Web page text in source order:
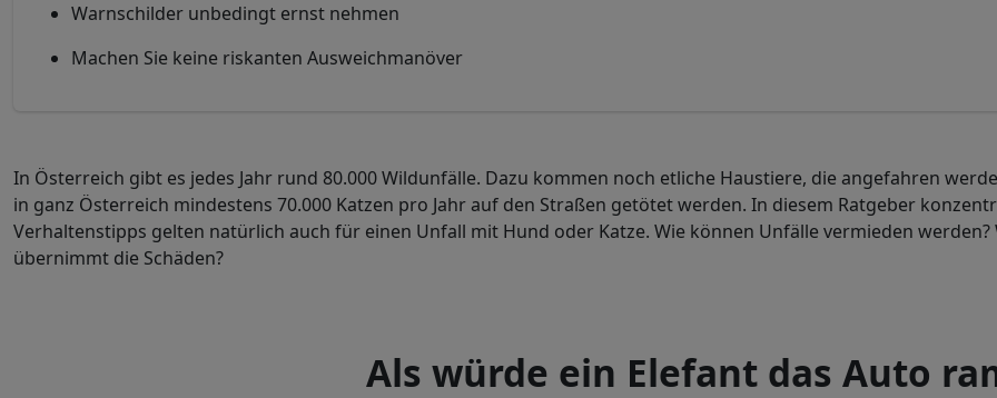
Warnschilder unbedingt ernst nehmen
Machen Sie keine riskanten Ausweichmanöver
In Österreich gibt es jedes Jahr rund 80.000 Wildunfälle. Dazu kommen noch etliche Haustiere, die angefahren
in ganz Österreich mindestens 70.000 Katzen pro Jahr auf den Straßen getötet werden. In diesem Ratgeber
Verhaltenstipps gelten natürlich auch für einen Unfall mit Hund oder Katze. Wie können Unfälle vermieden
übernimmt die Schäden?
Als würde ein Elefant das Auto